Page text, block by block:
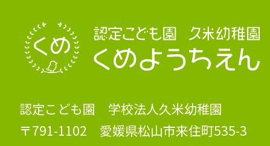
認定こども園 学校法人久米幼稚園
〒791-1102 愛媛県松山市来住町535-3